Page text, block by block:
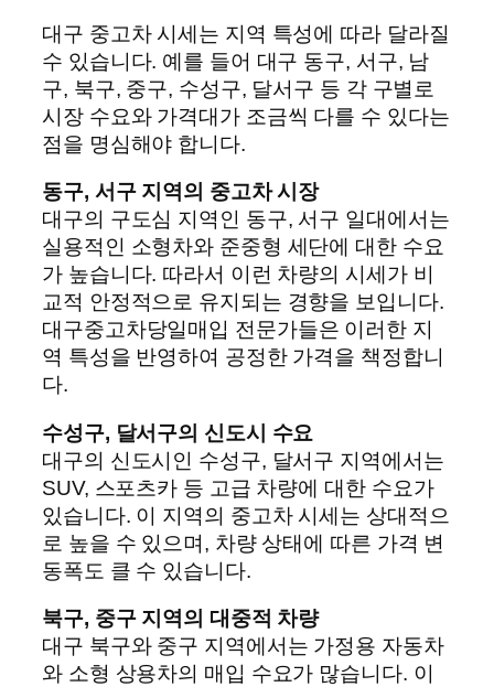
대구 중고차 시세는 지역 특성에 따라 달라질
수 있습니다. 예를 들어 대구 동구, 서구, 남
구, 북구, 중구, 수성구, 달서구 등 각 구별로
시장 수요와 가격대가 조금씩 다를 수 있다는
점을 명심해야 합니다.
동구, 서구 지역의 중고차 시장
대구의 구도심 지역인 동구, 서구 일대에서는
실용적인 소형차와 준중형 세단에 대한 수요
가 높습니다. 따라서 이런 차량의 시세가 비
교적 안정적으로 유지되는 경향을 보입니다.
대구중고차당일매입 전문가들은 이러한 지
역 특성을 반영하여 공정한 가격을 책정합니
다.
수성구, 달서구의 신도시 수요
대구의 신도시인 수성구, 달서구 지역에서는
SUV, 스포츠카 등 고급 차량에 대한 수요가
있습니다. 이 지역의 중고차 시세는 상대적으
로 높을 수 있으며, 차량 상태에 따른 가격 변
동폭도 클 수 있습니다.
북구, 중구 지역의 대중적 차량
대구 북구와 중구 지역에서는 가정용 자동차
와 소형 상용차의 매입 수요가 많습니다. 이